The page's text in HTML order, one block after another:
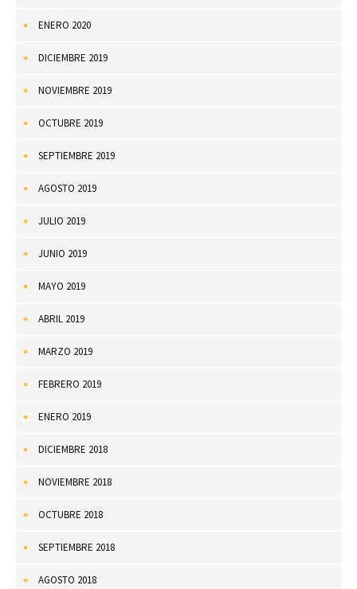
ENERO 2020
DICIEMBRE 2019
NOVIEMBRE 2019
OCTUBRE 2019
SEPTIEMBRE 2019
AGOSTO 2019
JULIO 2019
JUNIO 2019
MAYO 2019
ABRIL 2019
MARZO 2019
FEBRERO 2019
ENERO 2019
DICIEMBRE 2018
NOVIEMBRE 2018
OCTUBRE 2018
SEPTIEMBRE 2018
AGOSTO 2018